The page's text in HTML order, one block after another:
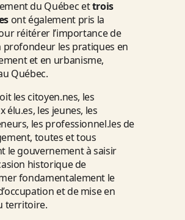
du Québec ettrois
ont également pris la
réitérer l’importance de
profondeur les pratiques en
et en urbanisme,
Québec.
les citoyen.nes, les
élu.es, les jeunes, les
les professionnel.les de
toutes et tous
le gouvernement à saisir
historique de
fondamentalement le
et de mise en
territoire.